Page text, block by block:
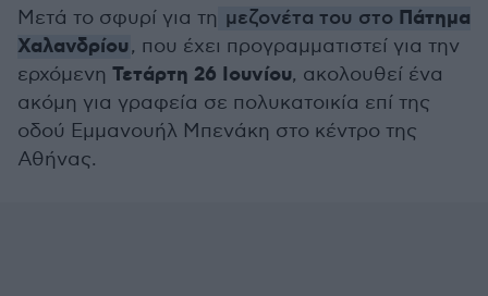
Μετά το σφυρί για τη μεζονέτα του στο Πάτημα
Χαλανδρίου, που έχει προγραμματιστεί για την
ερχόμενη Τετάρτη 26 Ιουνίου, ακολουθεί ένα
ακόμη για γραφεία σε πολυκατοικία επί της
οδού Εμμανουήλ Μπενάκη στο κέντρο της
Αθήνας.